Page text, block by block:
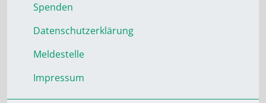
Spenden
Datenschutzerklärung
Meldestelle
Impressum